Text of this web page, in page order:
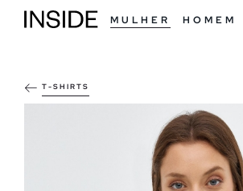
MULHER HOMEM
T-SHIRTS